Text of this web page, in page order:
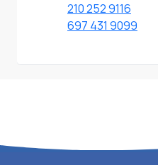
210 252 9116
697 431 9099